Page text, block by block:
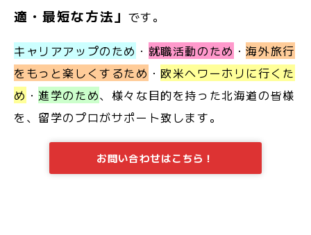
適・最短な方法」 です。
キャリアアップのため ・ 就職活動のため ・海外旅行
をもっと楽しくするため ・ 欧米へワーホリに行くた
め ・進学のため、様々な目的を持った北海道の皆様
を、留学のプロがサポート致します。
お問い合わせはこちら！